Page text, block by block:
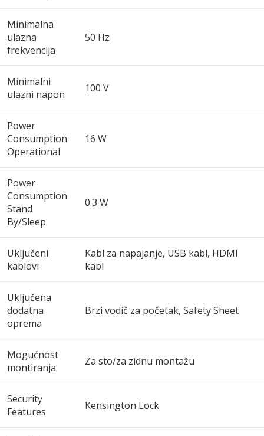
Minimalna
ulazna
frekvencija
50 Hz
Minimalni
ulazni napon
100 V
Power
Consumption
Operational
16 W
Power
Consumption
Stand
By/Sleep
0.3 W
Uključeni
kablovi
Kabl za napajanje, USB kabl, HDMI
kabl
Uključena
dodatna
oprema
Brzi vodič za početak, Safety Sheet
Mogućnost
montiranja
Za sto/za zidnu montažu
Security
Features
Kensington Lock